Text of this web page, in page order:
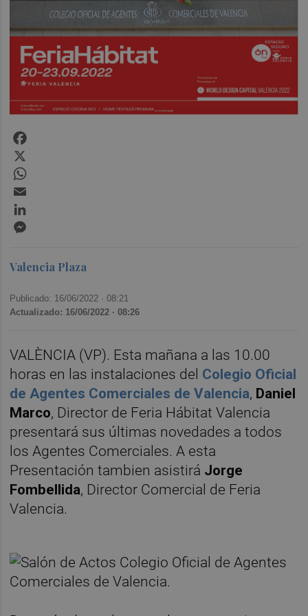
Valencia Plaza
Publicado: 16/06/2022 ·08:21
Actualizado: 16/06/2022 · 08:26
VALÈNCIA (VP). Esta mañana a las 10.00
horas en las instalaciones del Colegio Oficial
de Agentes Comerciales de Valencia, Daniel
Marco, Director de Feria Hábitat Valencia
presentará sus últimas novedades a todos
los Agentes Comerciales. A esta
Presentación tambien asistirá Jorge
Fombellida, Director Comercial de Feria
Valencia.